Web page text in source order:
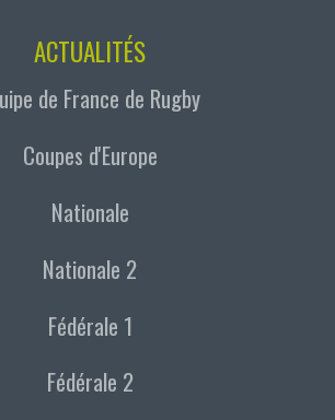
ACTUALITÉS
de France de Rugby
Coupes d'Europe
Nationale
Nationale 2
Fédérale 1
Fédérale 2